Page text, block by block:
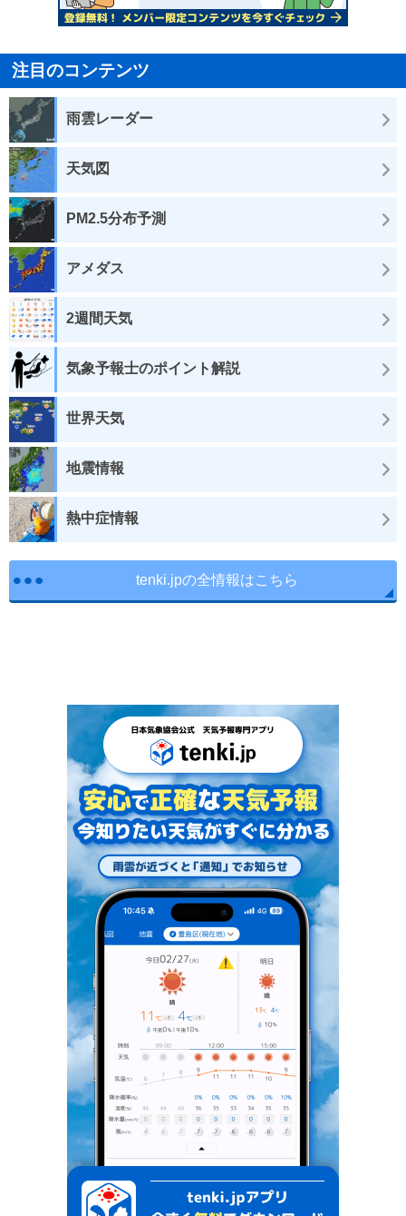
注目のコンテンツ
雨雲レーダー
天気図
PM2.5分布予測
アメダス
2週間天気
気象予報士のポイント解説
世界天気
地震情報
熱中症情報
tenki.jpの全情報はこちら